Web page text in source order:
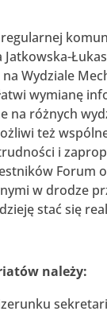
Wydziale
wymianę
różnych
też
i
w drodze
stać się
należy: